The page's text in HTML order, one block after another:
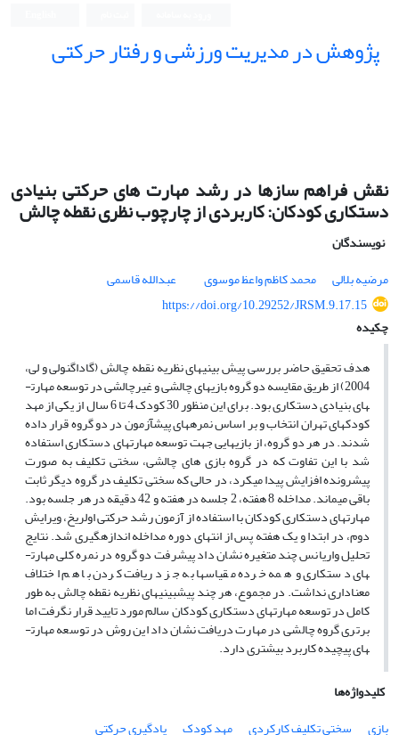
پژوهش در مدیریت ورزشی و رفتار حرکتی
نقش فراهم سازها در رشد مهارت های حرکتی بنیادی
دستکاری کودکان: کاربردی از چارچوب نظری نقطه چالش
نویسندگان
مرضیه بلالی
محمد کاظم واعظ موسوی
عبدالله قاسمی
https://doi.org/10.29252/JRSM.9.17.15
چکیده
هدف تحقیق حاضر بررسی پیش بینی­های نظریه نقطه چالش (گاداگنولی و لی،
2004) از طریق مقایسه دو گروه بازی­های چالشی و غیر­چالشی در توسعه مهارت­
های بنیادی دستکاری بود. برای این منظور 30 کودک 4 تا 6 سال از یکی از مهد
کودک­های تهران انتخاب و بر اساس نمره­های پیش­آزمون در دو گروه قرار داده
شدند. در هر دو گروه، از بازی­هایی جهت توسعه مهارت­های دستکاری استفاده
شد با این تفاوت که در گروه بازی های چالشی، سختی تکلیف به صورت
پیشرونده افزایش پیدا می­کرد، در حالی که سختی تکلیف در گروه دیگر ثابت
باقی می­ماند. مداخله 8 هفته، 2 جلسه در هفته و 42 دقیقه در هر جلسه بود.
مهارت­های دستکاری کودکان با استفاده از آزمون رشد حرکتی اولریخ، ویرایش
دوم، در ابتدا و یک هفته پس از انتهای دوره مداخله اندازه­گیری شد. نتایج
تحلیل واریانس چند متغیره نشان داد پیشرفت دو گروه در نمره کلی مهارت­
های دستکاری و همه خرده مقیاس­ها به جز دریافت کردن با هم اختلاف
معناداری نداشت. در مجموع، هر چند پیش­بینی­های نظریه نقطه چالش به طور
کامل در توسعه مهارت­های دستکاری کودکان سالم مورد تایید قرار نگرفت اما
برتری گروه چالشی در مهارت دریافت نشان داد این روش در توسعه مهارت­
های پیچیده کاربرد بیشتری دارد.
کلیدواژه‌ها
بازی
سختی تکلیف کارکردی مهد کودک یادگیری حرکتی